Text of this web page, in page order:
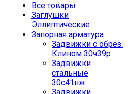
Все товары
Заглушки
Эллиптические
Запорная арматура
Задвижки с обрез.
Клином 30ч39р
Задвижки
стальные
30с41нж